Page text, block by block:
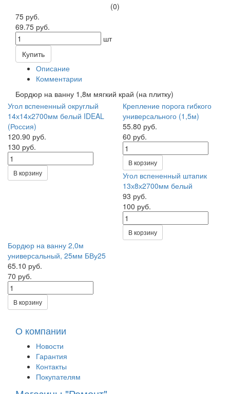
(0)
75 руб.
69.75 руб.
шт
Купить
Описание
Комментарии
Бордюр на ванну 1,8м мягкий край (на плитку)
Угол вспененный округлый
14х14х2700мм белый IDEAL
(Россия)
120.90 руб.
130 руб.
В корзину
Крепление порога гибкого
универсального (1,5м)
55.80 руб.
60 руб.
В корзину
Угол вспененный штапик
13х8х2700мм белый
93 руб.
100 руб.
В корзину
Бордюр на ванну 2,0м
универсальный, 25мм БВу25
65.10 руб.
70 руб.
В корзину
О компании
Новости
Гарантия
Контакты
Покупателям